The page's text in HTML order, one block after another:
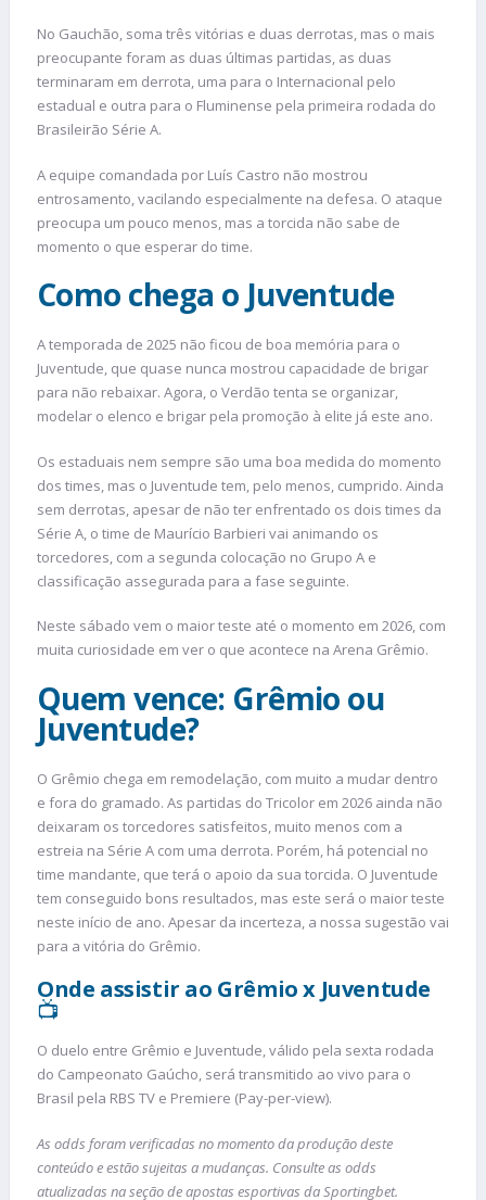
No Gauchão, soma três vitórias e duas derrotas, mas o mais
preocupante foram as duas últimas partidas, as duas
terminaram em derrota, uma para o Internacional pelo
estadual e outra para o Fluminense pela primeira rodada do
Brasileirão Série A.
A equipe comandada por Luís Castro não mostrou
entrosamento, vacilando especialmente na defesa. O ataque
preocupa um pouco menos, mas a torcida não sabe de
momento o que esperar do time.
Como chega o Juventude
A temporada de 2025 não ficou de boa memória para o
Juventude, que quase nunca mostrou capacidade de brigar
para não rebaixar. Agora, o Verdão tenta se organizar,
modelar o elenco e brigar pela promoção à elite já este ano.
Os estaduais nem sempre são uma boa medida do momento
dos times, mas o Juventude tem, pelo menos, cumprido. Ainda
sem derrotas, apesar de não ter enfrentado os dois times da
Série A, o time de Maurício Barbieri vai animando os
torcedores, com a segunda colocação no Grupo A e
classificação assegurada para a fase seguinte.
Neste sábado vem o maior teste até o momento em 2026, com
muita curiosidade em ver o que acontece na Arena Grêmio.
Quem vence: Grêmio ou
Juventude?
O Grêmio chega em remodelação, com muito a mudar dentro
e fora do gramado. As partidas do Tricolor em 2026 ainda não
deixaram os torcedores satisfeitos, muito menos com a
estreia na Série A com uma derrota. Porém, há potencial no
time mandante, que terá o apoio da sua torcida. O Juventude
tem conseguido bons resultados, mas este será o maior teste
neste início de ano. Apesar da incerteza, a nossa sugestão vai
para a vitória do Grêmio.
Onde assistir ao Grêmio x Juventude
📺
O duelo entre Grêmio e Juventude, válido pela sexta rodada
do Campeonato Gaúcho, será transmitido ao vivo para o
Brasil pela RBS TV e Premiere (Pay-per-view).
As odds foram verificadas no momento da produção deste
conteúdo e estão sujeitas a mudanças. Consulte as odds
atualizadas na seção de apostas esportivas da Sportingbet.